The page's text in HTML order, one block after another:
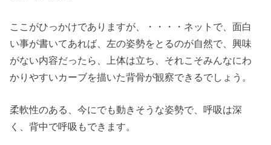
ここがひっかけでありますが、・・・・ネットで、面白
い事が書いてあれば、左の姿勢をとるのが自然で、興味
がない内容だったら、上体は立ち、それこそみんなにわ
かりやすいカーブを描いた背骨が観察できるでしょう。
柔軟性のある、今にでも動きそうな姿勢で、呼吸は深
く、背中で呼吸もできます。